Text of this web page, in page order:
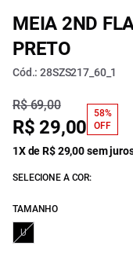
MEIA 2ND
PRETO
Cód.: 28SZS217_60_1
R$ 69,00
R$ 29,00
58%
OFF
1X de R$ 29,00 sem
SELECIONE A COR:
TAMANHO
U